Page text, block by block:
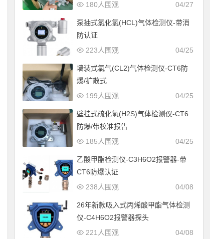
04/27
180人围观
泵抽式氯化氢(HCL)气体检测仪-带消
防认证
04/25
223人围观
墙装式氯气(CL2)气体检测仪-CT6防
爆/扩散式
04/25
199人围观
壁挂式硫化氢(H2S)气体检测仪-CT6
防爆/带校准报告
04/25
185人围观
乙酸甲酯检测仪-C3H6O2报警器-带
CT6防爆认证
04/08
238人围观
26年新款吸入式丙烯酸甲酯气体检测
仪-C4H6O2报警器探头
04/08
221人围观